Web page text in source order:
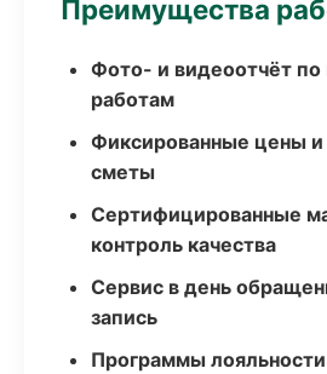
Преимущества
Фото- и видеоотчёт
работам
Фиксированные цены и
сметы
Сертифицированные
контроль качества
Сервис в день
запись
Программы